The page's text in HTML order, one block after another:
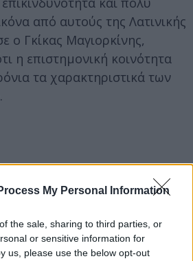
My Personal Information
the sale, sharing to third parties, or
or sensitive information for
us, please use the below opt-out
από αυτούς της Λατινικής
ο Γκίκας Μαγιορκίνης,
η επιστημονική κοινότητα
τα χαρακτηριστικά των